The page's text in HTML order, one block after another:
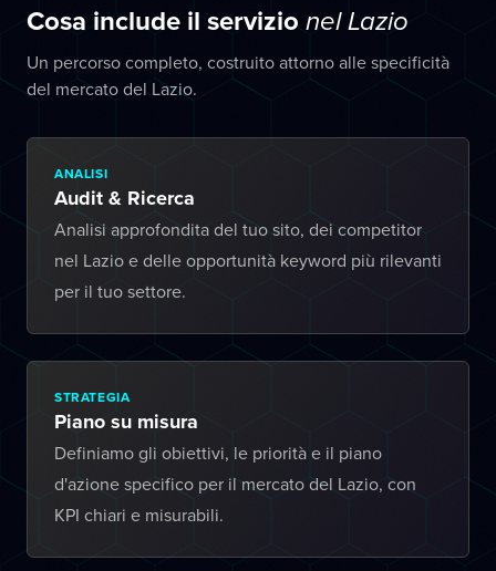
Cosa include il servizio nel Lazio
Un percorso completo, costruito attorno alle specificità
del mercato del Lazio.
ANALISI
Audit & Ricerca
Analisi approfondita del tuo sito, dei competitor
nel Lazio e delle opportunità keyword più rilevanti
per il tuo settore.
STRATEGIA
Piano su misura
Definiamo gli obiettivi, le priorità e il piano
d'azione specifico per il mercato del Lazio, con
KPI chiari e misurabili.